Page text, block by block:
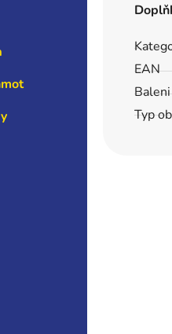
EAN
Baleni
Typ